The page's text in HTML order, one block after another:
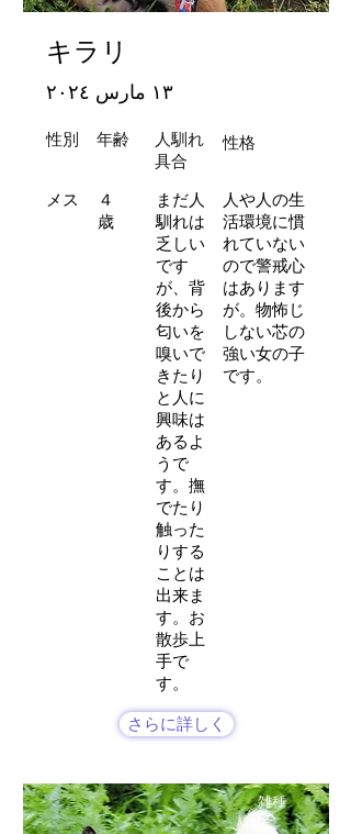
キラリ
١٣ مارس ٢٠٢٤
性別 年齢
人馴れ
​具合
性格
メス
４
歳
まだ人
馴れは
乏しい
です
が、背
後から
匂いを
嗅いで
きたり
と人に
興味は
あるよ
うで
す。撫
でたり
触った
りする
ことは
出来ま
す。お
散歩上
手で
す。
人や人の生
活環境に慣
れていない
ので警戒心
はあります
が。物怖じ
しない芯の
強い女の子
です。
さらに詳しく
雑種